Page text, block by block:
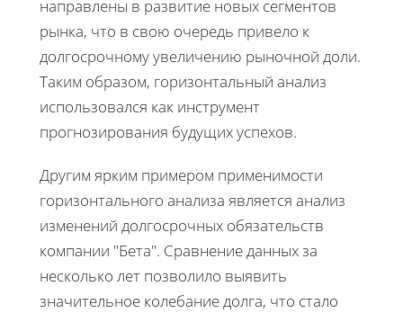
направлены в развитие новых сегментов
рынка, что в свою очередь привело к
долгосрочному увеличению рыночной доли.
Таким образом, горизонтальный анализ
использовался как инструмент
прогнозирования будущих успехов.
Другим ярким примером применимости
горизонтального анализа является анализ
изменений долгосрочных обязательств
компании "Бета". Сравнение данных за
несколько лет позволило выявить
значительное колебание долга, что стало